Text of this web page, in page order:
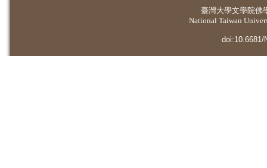
臺灣大學文學院佛
National Taiwan
doi:10.6681/